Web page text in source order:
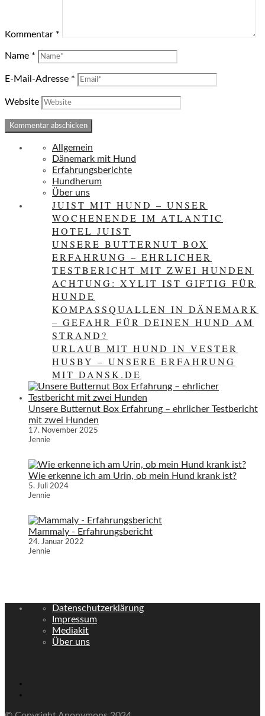
Kommentar *
Name *
E-Mail-Adresse *
Website
Allgemein
Dänemark mit Hund
Erfahrungsberichte
Hundherum
Über uns
JUIST MIT HUND – UNSER
WOCHENENDE IM ATLANTIC
HOTEL JUIST
UNSERE BUTTERNUT BOX
ERFAHRUNG – EHRLICHER
TESTBERICHT MIT ZWEI HUNDEN
ACHTUNG: XYLIT IST GIFTIG FÜR
HUNDE
KOMPASSQUALLEN IN DÄNEMARK
– GEFAHR FÜR DEINEN HUND AM
STRAND?
URLAUB MIT HUND IN VESTER
HUSBY – UNSERE ERFAHRUNG
MIT DANSK.DE
Unsere Butternut Box Erfahrung – ehrlicher Testbericht
mit zwei Hunden
17. November 2025
Jennie
Wie erkenne ich am Urin, ob mein Hund krank ist?
5. Juli 2024
Jennie
Mammaly - Erfahrungsbericht
24. Januar 2022
Jennie
Datenschutzerklärung
Impressum
Mediakit
Über uns